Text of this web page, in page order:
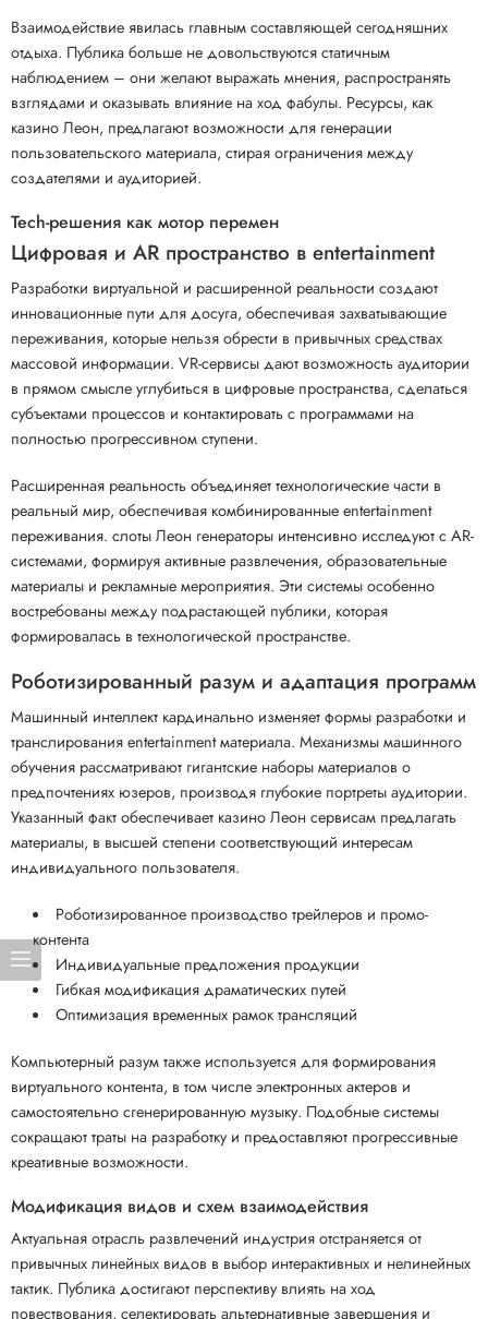
Взаимодействие явилась главным составляющей сегодняшних
отдыха. Публика больше не довольствуются статичным
наблюдением – они желают выражать мнения, распространять
взглядами и оказывать влияние на ход фабулы. Ресурсы, как
казино Леон, предлагают возможности для генерации
пользовательского материала, стирая ограничения между
создателями и аудиторией.
Tech-решения как мотор перемен
Цифровая и AR пространство в entertainment
Разработки виртуальной и расширенной реальности создают
инновационные пути для досуга, обеспечивая захватывающие
переживания, которые нельзя обрести в привычных средствах
массовой информации. VR-сервисы дают возможность аудитории
в прямом смысле углубиться в цифровые пространства, сделаться
субъектами процессов и контактировать с программами на
полностью прогрессивном ступени.
Расширенная реальность объединяет технологические части в
реальный мир, обеспечивая комбинированные entertainment
переживания. слоты Леон генераторы интенсивно исследуют с AR-
системами, формируя активные развлечения, образовательные
материалы и рекламные мероприятия. Эти системы особенно
востребованы между подрастающей публики, которая
формировалась в технологической пространстве.
Роботизированный разум и адаптация программ
Машинный интеллект кардинально изменяет формы разработки и
транслирования entertainment материала. Механизмы машинного
обучения рассматривают гигантские наборы материалов о
предпочтениях юзеров, производя глубокие портреты аудитории.
Указанный факт обеспечивает казино Леон сервисам предлагать
материалы, в высшей степени соответствующий интересам
индивидуального пользователя.
Роботизированное производство трейлеров и промо-
контента
Индивидуальные предложения продукции
Гибкая модификация драматических путей
Оптимизация временных рамок трансляций
Компьютерный разум также используется для формирования
виртуального контента, в том числе электронных актеров и
самостоятельно сгенерированную музыку. Подобные системы
сокращают траты на разработку и предоставляют прогрессивные
креативные возможности.
Модификация видов и схем взаимодействия
Актуальная отрасль развлечений индустрия отстраняется от
привычных линейных видов в выбор интерактивных и нелинейных
тактик. Публика достигают перспективу влиять на ход
повествования, селектировать альтернативные завершения и